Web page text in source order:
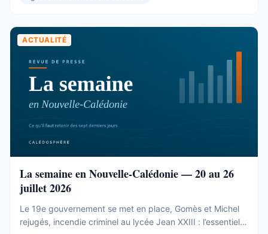
ACTUALITÉ
La semaine en Nouvelle-Calédonie — 20 au 26
juillet 2026
Le 19e gouvernement se met en place, Gomès et Michel
rejugés, incendie criminel au lycée Jean XXIII : l’essentiel